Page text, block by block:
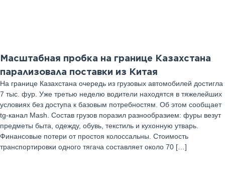
Масштабная пробка на границе Казахстана
парализовала поставки из Китая
На границе Казахстана очередь из грузовых автомобилей достигла
7 тыс. фур. Уже третью неделю водители находятся в тяжелейших
условиях без доступа к базовым потребностям. Об этом сообщает
tg-канал Mash. Состав грузов поразил разнообразием: фуры везут
предметы быта, одежду, обувь, текстиль и кухонную утварь.
Финансовые потери от простоя колоссальны. Стоимость
транспортировки одного тягача составляет около 70 […]